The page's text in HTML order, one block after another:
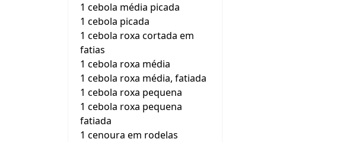
1 cebola média picada
1 cebola picada
1 cebola roxa cortada em
fatias
1 cebola roxa média
1 cebola roxa média, fatiada
1 cebola roxa pequena
1 cebola roxa pequena
fatiada
1 cenoura em rodelas